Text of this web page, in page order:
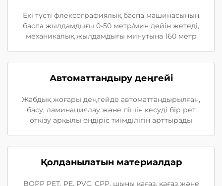
Екі түсті флексографиялық баспа машинасының
баспа жылдамдығы 0-50 метр/мин дейін жетеді,
механикалық жылдамдығы минутына 160 метр
Автоматтандыру деңгейі
Жабдық жоғары деңгейде автоматтандырылған,
басу, ламинациялау және пішін кесуді бір рет
өткізу арқылы өндіріс тиімділігін арттырады
Қолданылатын материалдар
BOPP PET, PE, PVC, CPP, шыны қағаз, қағаз және